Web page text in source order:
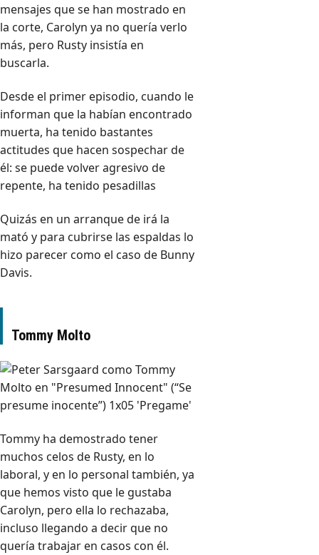
mensajes que se han mostrado en
la corte, Carolyn ya no quería verlo
más, pero Rusty insistía en
buscarla.
Desde el primer episodio, cuando le
informan que la habían encontrado
muerta, ha tenido bastantes
actitudes que hacen sospechar de
él: se puede volver agresivo de
repente, ha tenido pesadillas
Quizás en un arranque de irá la
mató y para cubrirse las espaldas lo
hizo parecer como el caso de Bunny
Davis.
Tommy Molto
Tommy ha demostrado tener
muchos celos de Rusty, en lo
laboral, y en lo personal también, ya
que hemos visto que le gustaba
Carolyn, pero ella lo rechazaba,
incluso llegando a decir que no
quería trabajar en casos con él.